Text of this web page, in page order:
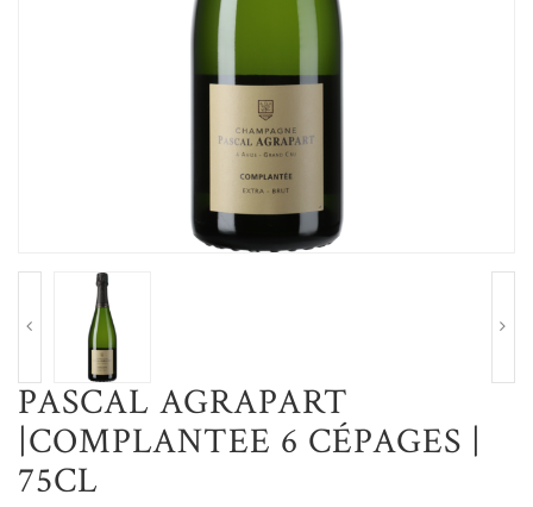
PASCAL AGRAPART
|COMPLANTEE 6 CÉPAGES |
75CL